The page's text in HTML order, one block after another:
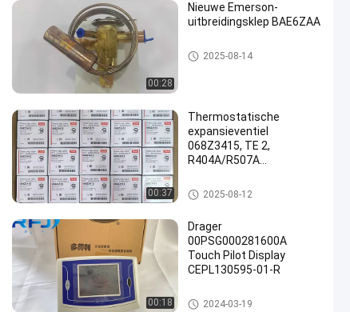
00:28
Nieuwe Emerson-
uitbreidingsklep BAE6ZAA
Verkoelingsenergie
2025-08-14
00:37
Thermostatische
expansieventiel
068Z3415, TE 2,
R404A/R507A
Verkoelingsenergie
2025-08-12
00:18
Drager
00PSG000281600A
Touch Pilot Display
CEPL130595-01-R
Verkoelingsenergie
2024-03-19